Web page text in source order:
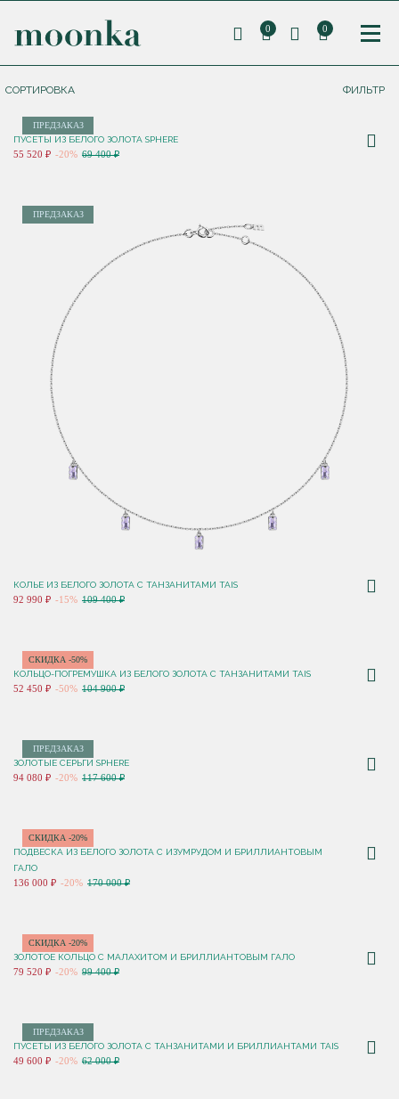
0 0
СОРТИРОВКА ФИЛЬТР
ПРЕДЗАКАЗ
ПУСЕТЫ ИЗ БЕЛОГО ЗОЛОТА SPHERE
55 520 ₽ -20% 69 400 ₽
ПРЕДЗАКАЗ
КОЛЬЕ ИЗ БЕЛОГО ЗОЛОТА С ТАНЗАНИТАМИ TAIS
92 990 ₽ -15% 109 400 ₽
СКИДКА -50%
КОЛЬЦО-ПОГРЕМУШКА ИЗ БЕЛОГО ЗОЛОТА С ТАНЗАНИТАМИ TAIS
52 450 ₽ -50% 104 900 ₽
ПРЕДЗАКАЗ
ЗОЛОТЫЕ СЕРЬГИ SPHERE
94 080 ₽ -20% 117 600 ₽
СКИДКА -20%
ПОДВЕСКА ИЗ БЕЛОГО ЗОЛОТА С ИЗУМРУДОМ И БРИЛЛИАНТОВЫМ
ГАЛО
136 000 ₽ -20% 170 000 ₽
СКИДКА -20%
ЗОЛОТОЕ КОЛЬЦО С МАЛАХИТОМ И БРИЛЛИАНТОВЫМ ГАЛО
79 520 ₽ -20% 99 400 ₽
ПРЕДЗАКАЗ
ПУСЕТЫ ИЗ БЕЛОГО ЗОЛОТА С ТАНЗАНИТАМИ И БРИЛЛИАНТАМИ TAIS
49 600 ₽ -20% 62 000 ₽